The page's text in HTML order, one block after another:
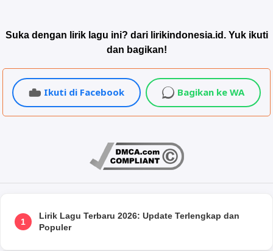
Suka dengan lirik lagu ini? dari lirikindonesia.id. Yuk ikuti
dan bagikan!
Ikuti di Facebook Bagikan ke WA
1
Lirik Lagu Terbaru 2026: Update Terlengkap dan
Populer